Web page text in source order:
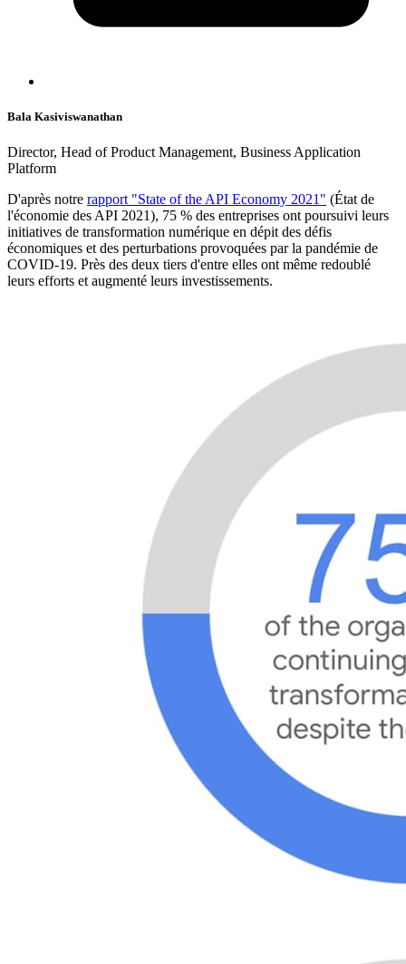
Bala Kasiviswanathan
Director, Head of Product Management, Business Application
Platform
D'après notre rapport "State of the API Economy 2021" (État de
l'économie des API 2021), 75 % des entreprises ont poursuivi leurs
initiatives de transformation numérique en dépit des défis
économiques et des perturbations provoquées par la pandémie de
COVID-19. Près des deux tiers d'entre elles ont même redoublé
leurs efforts et augmenté leurs investissements.